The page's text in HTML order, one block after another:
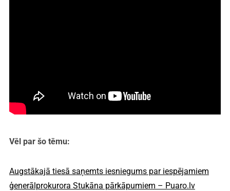
Vēl par šo tēmu:
Augstākajā tiesā saņemts iesniegums par iespējamiem
ģenerālprokurora Stukāna pārkāpumiem – Puaro.lv